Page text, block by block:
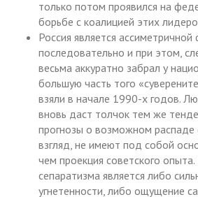
только потом проявился на
борьбе с коалицией этих
Россия является
последовательно и при этом,
весьма аккуратно забрал у
большую часть того
взяли в начале 1990-х годов.
вновь даст толчок тем же
прогнозы о возможном распаде
взгляд, не имеют под собой
чем проекция советского
сепаратизма является либо
угнетенности, либо ощущение